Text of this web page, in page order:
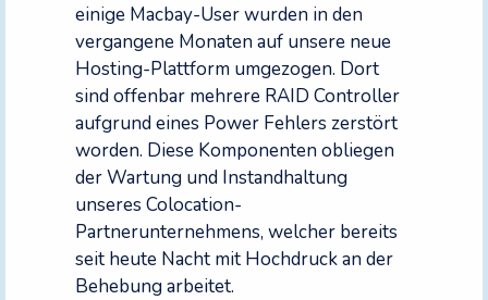
einige Macbay-User wurden in den
vergangene Monaten auf unsere neue
Hosting-Plattform umgezogen. Dort
sind offenbar mehrere RAID Controller
aufgrund eines Power Fehlers zerstört
worden. Diese Komponenten obliegen
der Wartung und Instandhaltung
unseres Colocation-
Partnerunternehmens, welcher bereits
seit heute Nacht mit Hochdruck an der
Behebung arbeitet.